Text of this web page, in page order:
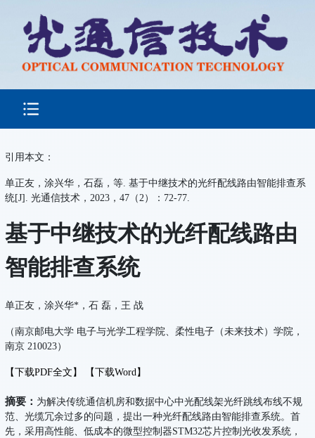
引用本文：
单正友，涂兴华，石磊，等. 基于中继技术的光纤配线路由智能排查系
统[J]. 光通信技术，2023，47（2）：72-77.
基于中继技术的光纤配线路由
智能排查系统
单正友，涂兴华*，石 磊，王 战
（南京邮电大学 电子与光学工程学院、柔性电子（未来技术）学院，
南京 210023）
【下载PDF全文】 【下载Word】
摘要： 为解决传统通信机房和数据中心中光配线架光纤跳线布线不规
范、光缆冗余过多的问题，提出一种光纤配线路由智能排查系统。首
先，采用高性能、低成本的微型控制器STM32芯片控制光收发系统，